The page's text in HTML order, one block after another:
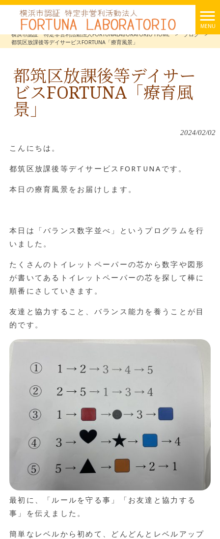
MENU
横浜市認証 特定非営利活動法人FORTUNALABORATORIO HOME
> ブログ
>
都筑区放課後等デイサービスFORTUNA「療育風景」
都筑区放課後等デイサー
ビスFORTUNA「療育風
景」
2024/02/02
こんにちは。
都筑区放課後等デイサービスFORTUNAです。
本日の療育風景をお届けします。
本日は「バランス数字並べ」というプログラムを行
いました。
たくさんのトイレットペーパーの芯から数字や図形
が書いてあるトイレットペーパーの芯を探して棒に
順番にさしていきます。
友達と協力すること、バランス能力を養うことが目
的です。
最初に、「ルールを守る事」「お友達と協力する
事」を伝えました。
簡単なレベルから初めて、どんどんとレベルアップ